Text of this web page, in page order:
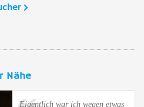
Nähe
Eigentlich war ich wegen etwas